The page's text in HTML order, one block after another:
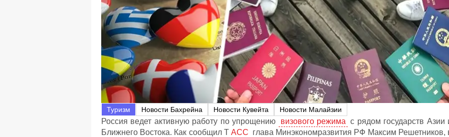
Туризм Новости Бахрейна Новости Кувейта Новости Малайзии
Россия ведет активную работу по упрощению визового режима с рядом государств Азии
Ближнего Востока. Как сообщил Т АСС глава Минэкономразвития РФ Максим Решетников,